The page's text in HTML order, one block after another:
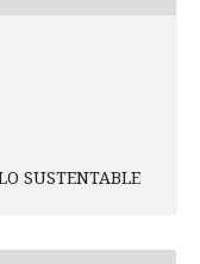
SUSTENTABLE